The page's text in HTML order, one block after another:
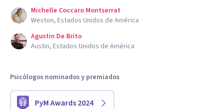
Michelle Coccaro Montserrat
Weston, Estados Unidos de América
Agustin De Brito
Austin, Estados Unidos de América
Psicólogos nominados y premiados
PyM Awards 2024